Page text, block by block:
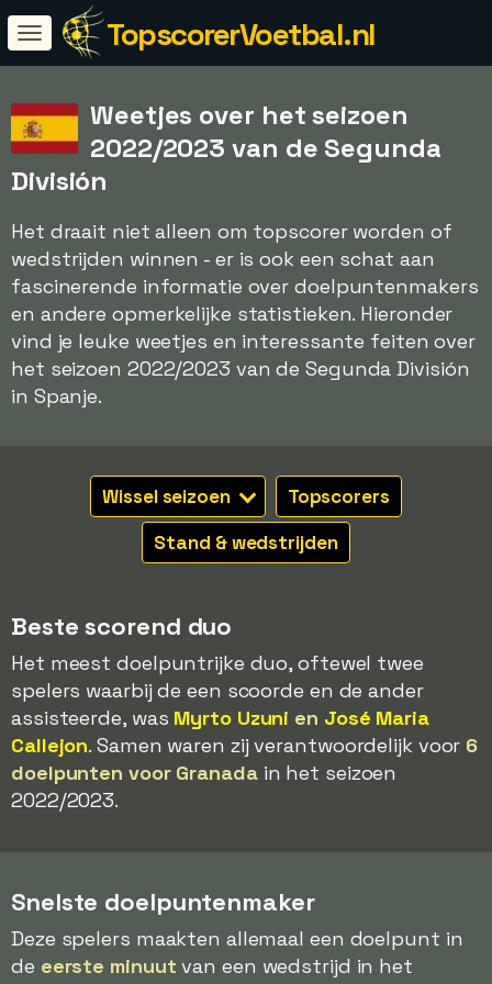
TopscorerVoetbal.nl
Weetjes over het seizoen
2022/2023 van de Segunda
División
Het draait niet alleen om topscorer worden of
wedstrijden winnen - er is ook een schat aan
fascinerende informatie over doelpuntenmakers
en andere opmerkelijke statistieken. Hieronder
vind je leuke weetjes en interessante feiten over
het seizoen 2022/2023 van de Segunda División
in Spanje.
Wissel seizoen
Topscorers
Stand & wedstrijden
Beste scorend duo
Het meest doelpuntrijke duo, oftewel twee
spelers waarbij de een scoorde en de ander
assisteerde, was Myrto Uzuni en José Maria
Callejon. Samen waren zij verantwoordelijk voor 6
doelpunten voor Granadain het seizoen
2022/2023.
Snelste doelpuntenmaker
Deze spelers maakten allemaal een doelpunt in
de eerste minuut van een wedstrijd in het